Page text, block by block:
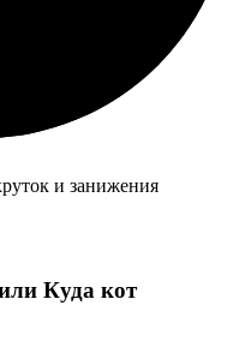
и занижения
Куда кот